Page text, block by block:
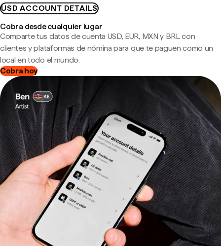
USD ACCOUNT DETAILS
Cobra desde cualquier lugar
Comparte tus datos de cuenta USD, EUR, MXN y BRL con
clientes y plataformas de nómina para que te paguen como un
local en todo el mundo.
Cobra hoy